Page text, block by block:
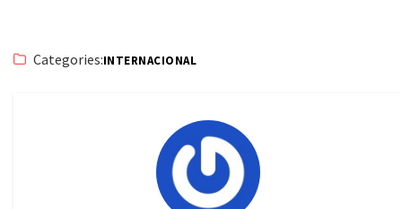
Categories:INTERNACIONAL